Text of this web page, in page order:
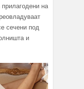
на
сечени под
и